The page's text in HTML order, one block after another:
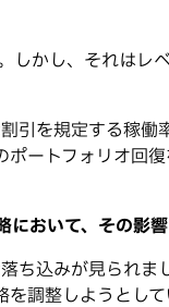
かし、それは
引を規定する稼
ートフォリオ回復
おいて、その影響
ち込みが見られ
調整しようとし